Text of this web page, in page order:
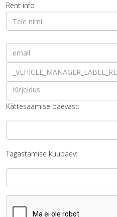
Rent info
Kättesaamise päevast:
Tagastamise kuupäev: